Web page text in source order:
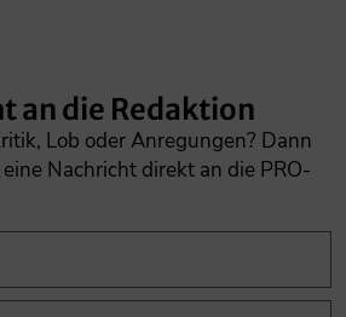
an die Redaktion
Lob oder Anregungen? Dann
Nachricht direkt an die PRO-